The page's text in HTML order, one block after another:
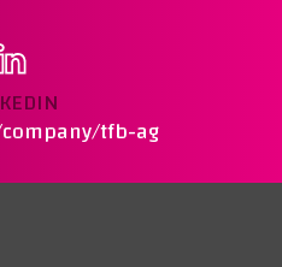
tfb-ag